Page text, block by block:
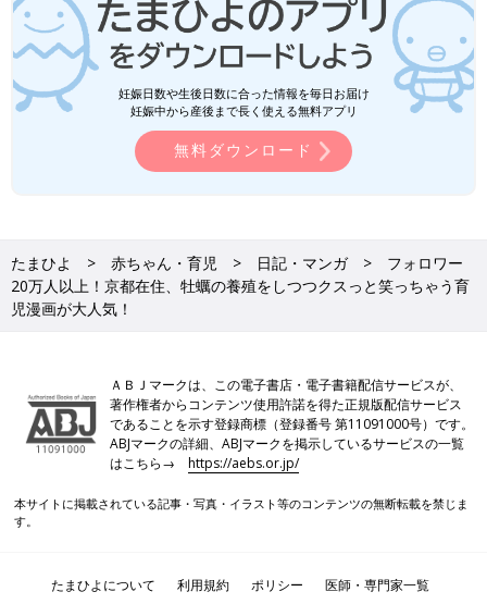
妊娠日数や生後日数に合った情報を毎日お届け
妊娠中から産後まで長く使える無料アプリ
無料ダウンロード
たまひよ 赤ちゃん・育児 日記・マンガ
フォロワー
20万人以上！京都在住、牡蠣の養殖をしつつクスっと笑っちゃう育
児漫画が大人気！
ＡＢＪマークは、この電子書店・電子書籍配信サービスが、
著作権者からコンテンツ使用許諾を得た正規版配信サービス
であることを示す登録商標（登録番号 第11091000号）です。
ABJマークの詳細、ABJマークを掲示しているサービスの一覧
はこちら→https://aebs.or.jp/
本サイトに掲載されている記事・写真・イラスト等のコンテンツの無断転載を禁じま
す。
たまひよについて 利用規約 ポリシー 医師・専門家一覧